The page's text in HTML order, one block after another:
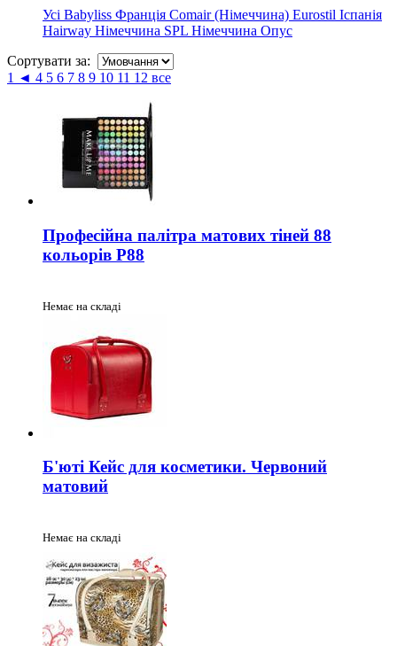
Усі Babyliss Франція Comair (Німеччина) Eurostil Іспанія
Hairway Німеччина SPL Німеччина Опус
Сортувати за:
1 ◄ 4 5 6 7 8 9 10 11 12 все
Професійна палітра матових тіней 88
кольорів P88
Немає на складі
Б'юті Кейс для косметики. Червоний
матовий
Немає на складі